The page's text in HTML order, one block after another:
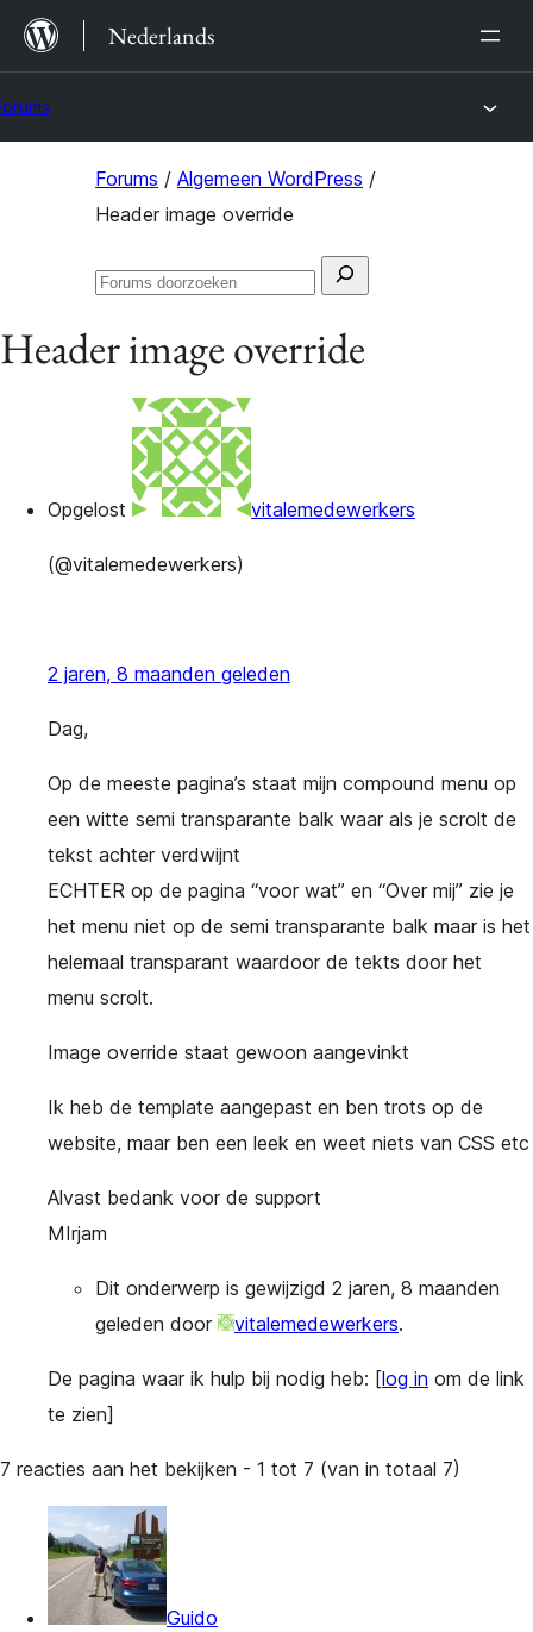
naar
Nederlands
Forums / Algemeen WordPress /
Header image override
Zoeken
Forums
Header image override
Opgelost vitalemedewerkers
(@vitalemedewerkers)
2 jaren, 8 maanden geleden
Dag,
Op de meeste pagina’s staat mijn compound menu op
een witte semi transparante balk waar als je scrolt de
tekst achter verdwijnt
ECHTER op de pagina “voor wat” en “Over mij” zie je
het menu niet op de semi transparante balk maar is het
helemaal transparant waardoor de tekts door het
menu scrolt.
Image override staat gewoon aangevinkt
Ik heb de template aangepast en ben trots op de
website, maar ben een leek en weet niets van CSS etc
Alvast bedank voor de support
MIrjam
Dit onderwerp is gewijzigd 2 jaren, 8 maanden
geleden door
vitalemedewerkers.
De pagina waar ik hulp bij nodig heb: [log in om de link
te zien]
7 reacties aan het bekijken - 1 tot 7 (van in totaal 7)
Guido